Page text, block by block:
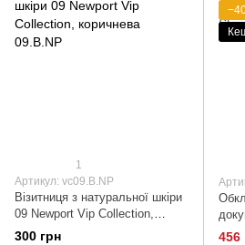
1
Артикул: vc09.B.NP
Візитниця з натуральної шкіри
09 Newport Vip Collection,
коричнева 09.B.NP
300 грн 456